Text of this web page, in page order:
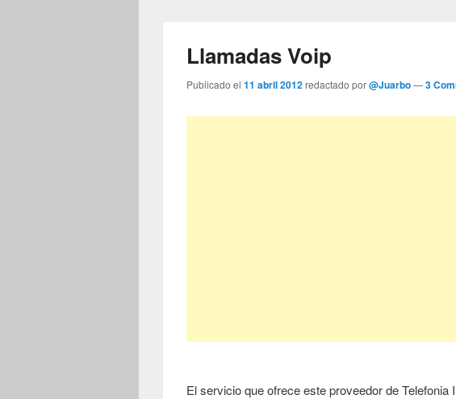
Llamadas Voip
Publicado el11 abril 2012redactado por@Juarbo—3
El servicio que ofrece este proveedor de Telefonia